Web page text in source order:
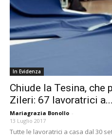
In Evidenza
Chiude la Tesina, che
Zileri: 67 lavoratrici a...
Mariagrazia Bonollo -
13 Luglio 2017
Tutte le lavoratrici a casa dal 30